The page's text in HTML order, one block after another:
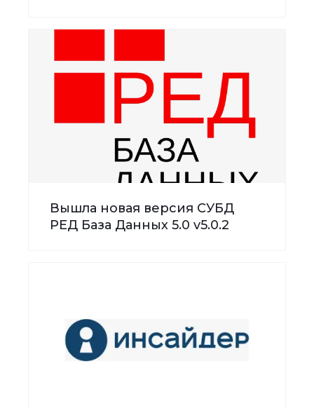
Вышла новая версия СУБД
РЕД База Данных 5.0 v5.0.2